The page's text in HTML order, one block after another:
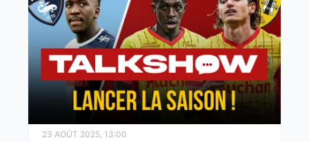
23 AOÛT 2025, 13:00